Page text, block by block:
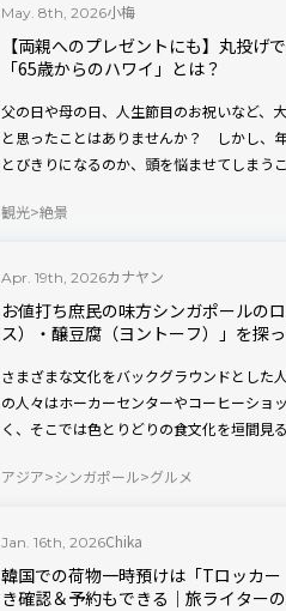
May. 8th, 2026小梅
【両親へのプレゼントにも】丸投げ
「65歳からのハワイ」とは？
父の日や母の日、人生節目のお祝いなど、
と思ったことはありませんか？ しかし、
とびきりになるのか、頭を悩ませてしまう
らのハワイ」。多様な旅のプロたちが参画
観光 絶景
Apr. 19th, 2026カナヤン
お値打ち庶民の味方シンガポールの
ス）・醸豆腐（ヨントーフ）」を探
さまざまな文化をバックグラウンドとした
の人々はホーカーセンターやコーヒーショ
く、そこでは色とりどりの食文化を垣間見
アジア シンガポール グルメ
Jan. 16th, 2026Chika
韓国での荷物一時預けは「Tロッカ
き確認＆予約もできる｜旅ライター